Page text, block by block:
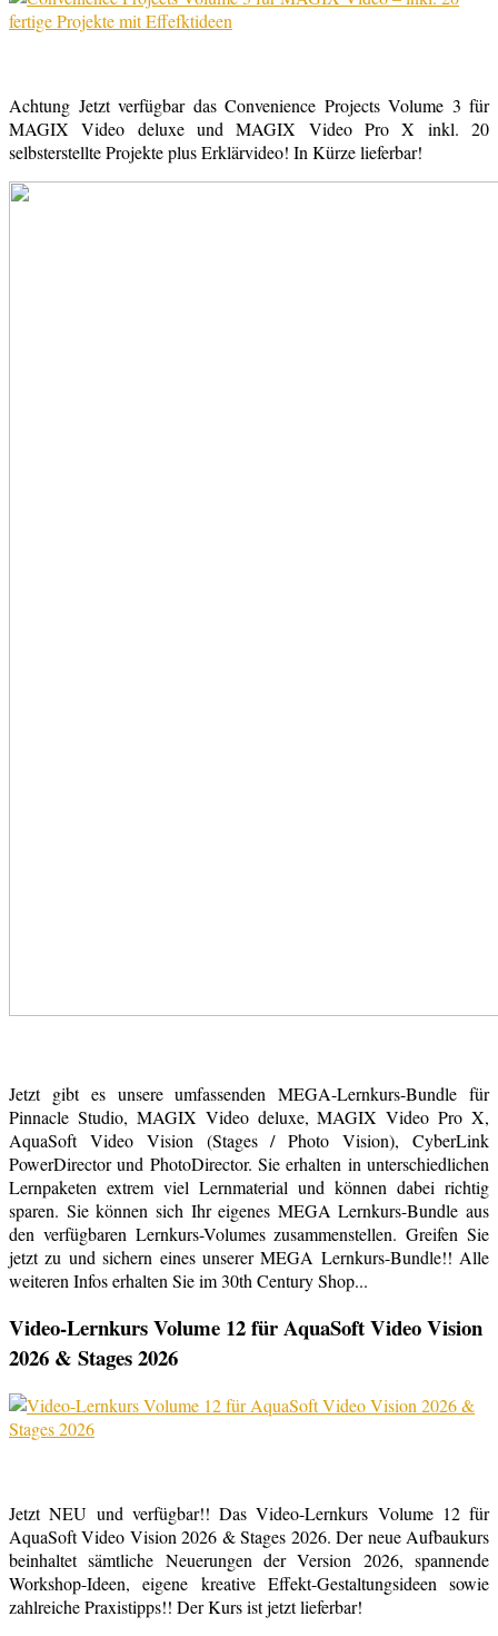
Achtung Jetzt verfügbar das Convenience Projects Volume 3 für
MAGIX Video deluxe und MAGIX Video Pro X inkl. 20
selbsterstellte Projekte plus Erklärvideo! In Kürze lieferbar!
Jetzt gibt es unsere umfassenden MEGA-Lernkurs-Bundle für
Pinnacle Studio, MAGIX Video deluxe, MAGIX Video Pro X,
AquaSoft Video Vision (Stages / Photo Vision), CyberLink
PowerDirector und PhotoDirector. Sie erhalten in unterschiedlichen
Lernpaketen extrem viel Lernmaterial und können dabei richtig
sparen. Sie können sich Ihr eigenes MEGA Lernkurs-Bundle aus
den verfügbaren Lernkurs-Volumes zusammenstellen. Greifen Sie
jetzt zu und sichern eines unserer MEGA Lernkurs-Bundle!! Alle
weiteren Infos erhalten Sie im 30th Century Shop...
Video-Lernkurs Volume 12 für AquaSoft Video Vision
2026 & Stages 2026
Jetzt NEU und verfügbar!! Das Video-Lernkurs Volume 12 für
AquaSoft Video Vision 2026 & Stages 2026. Der neue Aufbaukurs
beinhaltet sämtliche Neuerungen der Version 2026, spannende
Workshop-Ideen, eigene kreative Effekt-Gestaltungsideen sowie
zahlreiche Praxistipps!! Der Kurs ist jetzt lieferbar!